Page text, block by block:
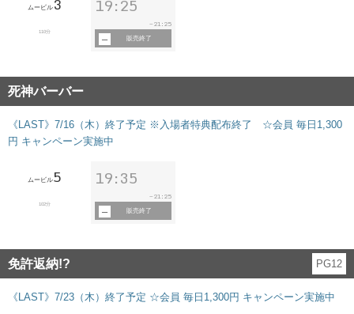
ムービル 3
110分
19:25
~ 21:25
販売終了
死神バーバー
《LAST》7/16（木）終了予定 ※入場者特典配布終了 ☆会員 毎日1,300
円 キャンペーン実施中
ムービル5
102分
19:35
~ 21:25
販売終了
免許返納!? PG12
《LAST》7/23（木）終了予定 ☆会員 毎日1,300円 キャンペーン実施中